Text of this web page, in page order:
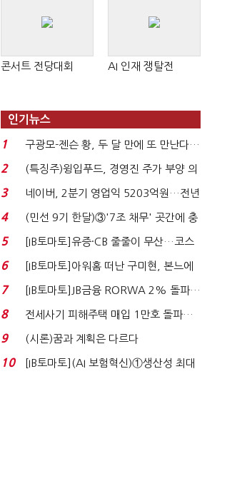
콘서트 전당대회 AI 인재 쟁탈전
인기뉴스
1
구광모-젠슨 황, 두 달 만에 또 만난다…
로봇·AI 등 논...
2
(특징주)윙입푸드, 경영진 주가 부양 의
지에 상한가...
3
네이버, 2분기 영업익 5203억원…전년
비 0.2% 감소...
4
(민선 9기 한달)③'7조 채무' 곳간에 충
격…추미애, 20년...
5
[IB토마토]유증·CB 줄줄이 무산…코스
닥 벌점 급증에 ...
6
[IB토마토]아워홈 떠난 구미현, 본느에
340억 베팅…가...
7
[IB토마토]JB금융 RORWA 2% 돌파…
실적 견인은 은행 ...
8
전세사기 피해주택 매입 1만호 돌파…
누적 피해자 4만2...
9 (시론)꿈과 계획은 다르다
10
[IB토마토](AI 보험혁신)①생산성 최대